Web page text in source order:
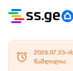
2026.07.23-
წაშლილია